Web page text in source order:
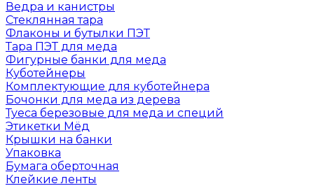
Ведра и канистры
Стеклянная тара
Флаконы и бутылки ПЭТ
Тара ПЭТ для меда
Фигурные банки для меда
Куботейнеры
Комплектующие для куботейнера
Бочонки для меда из дерева
Туеса березовые для меда и специй
Этикетки Мёд
Крышки на банки
Упаковка
Бумага оберточная
Клейкие ленты